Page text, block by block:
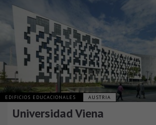
EDIFICIOS EDUCACIONALES AUSTRIA
Universidad Viena